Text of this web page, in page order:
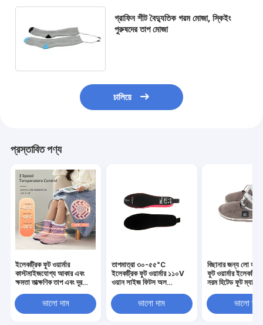
গ্রাফিন শীট বৈদ্যুতিক গরম মোজা, স্কিইং
পুরুষদের তাপ মোজা
চালিয়ে
প্রস্তাবিত পণ্য
ইলেকট্রিক ফুট ওয়ার্মার
কাস্টমাইজযোগ্য আকার এবং
ক্ষমতা তাত্ক্ষণিক তাপ এবং দূর
প্রবাহ উন্নত করতে প্রস্তাব
ভালো দাম
তাপমাত্রা ৩০-৫৫°C
ইলেকট্রিক ফুট ওয়ার্মার ১১০V
ওয়ান সাইজ ফিটস অল
আরামদায়ক উষ্ণতা ও স্বাচ্ছন্দ্যের
জন্য
ভালো দাম
বিছানার জন্য লো হাই
ফুট ওয়ার্মার
নরম হিটেড ফুট ম্যাট
ভালো দাম